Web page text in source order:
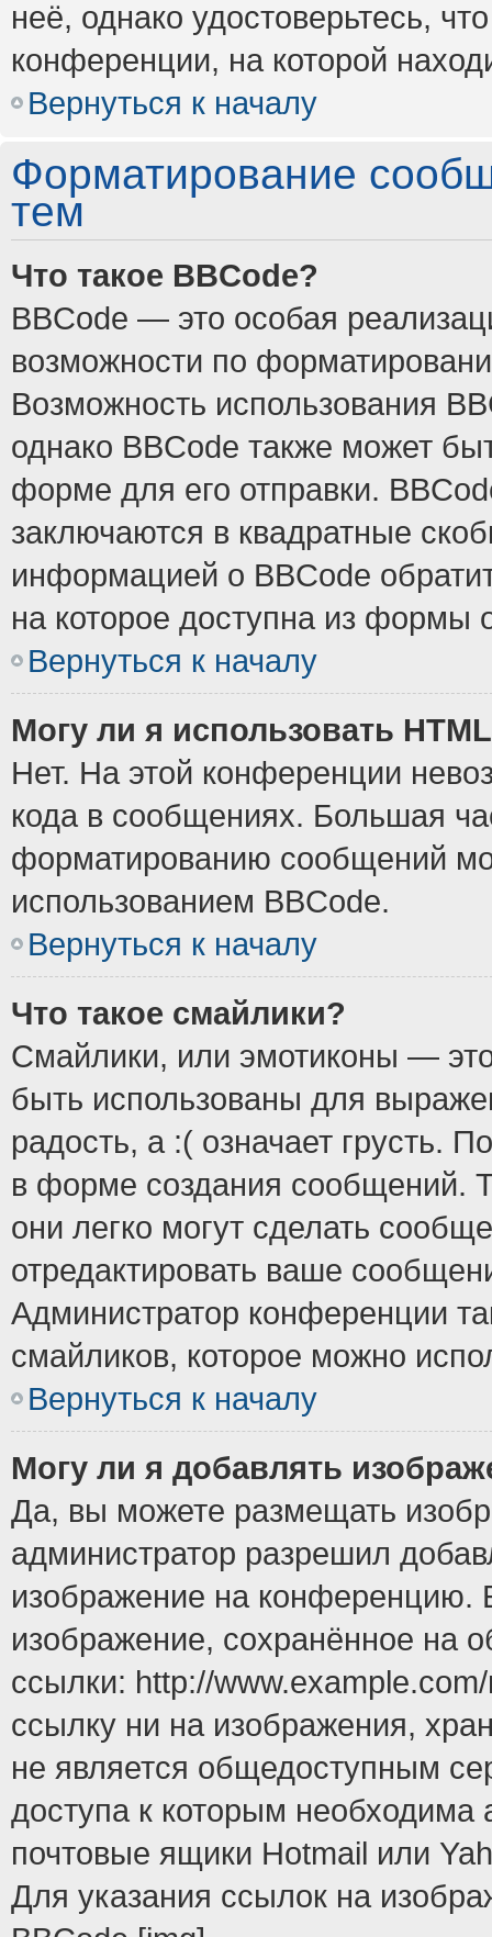
неё, однако удостоверьтесь,
конференции, на которой
Вернуться к началу
Форматирование
тем
Что такое BBCode?
BBCode — это особая
возможности по
Возможность использования
однако BBCode также может
форме для его отправки.
заключаются в квадратные
информацией о BBCode
на которое доступна из формы
Вернуться к началу
Могу ли я использовать
Нет. На этой конференции
кода в сообщениях. Большая
форматированию сообщений
использованием BBCode.
Вернуться к началу
Что такое смайлики?
Смайлики, или эмотиконы —
быть использованы для
радость, а :( означает грусть.
в форме создания сообщений.
они легко могут сделать
отредактировать ваше
Администратор конференции
смайликов, которое можно
Вернуться к началу
Могу ли я добавлять
Да, вы можете размещать
администратор разрешил
изображение на конференцию.
изображение, сохранённое на
ссылки: http://
ссылку ни на изображения,
не является общедоступным
доступа к которым
почтовые ящики Hotmail или
Для указания ссылок на